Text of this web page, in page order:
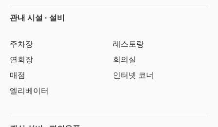
관내 시설 · 설비
주차장
레스토랑
연회장
회의실
매점
인터넷 코너
엘리베이터